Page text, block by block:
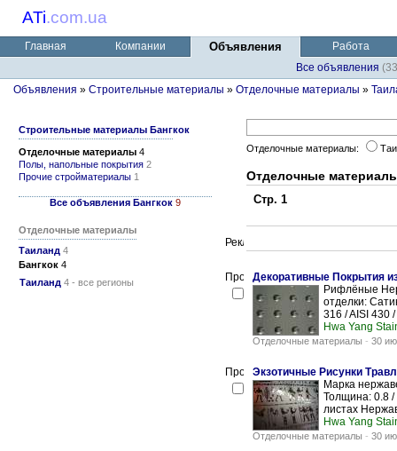
ATi.com.ua
Главная Компании Объявления
Работа
Все объявления
Объявления » Строительные материалы » Отделочные материалы »
Строительные материалы Бангкок
Отделочные материалы 4
Полы, напольные покрытия 2
Прочие стройматериалы 1
Все объявления Бангкок 9
Отделочные материалы
Таиланд 4
Бангкок 4
Таиланд 4 - все регионы
Отделочные материалы:
Отделочные
Стр. 1
Декоративные Покрытия
Рифлёные
отделки:
316 / AISI 430
Hwa Yang
Отделочные материалы - 30
Экзотичные Рисунки
Марка
Толщина: 0.8 /
листах
Hwa Yang
Отделочные материалы - 30